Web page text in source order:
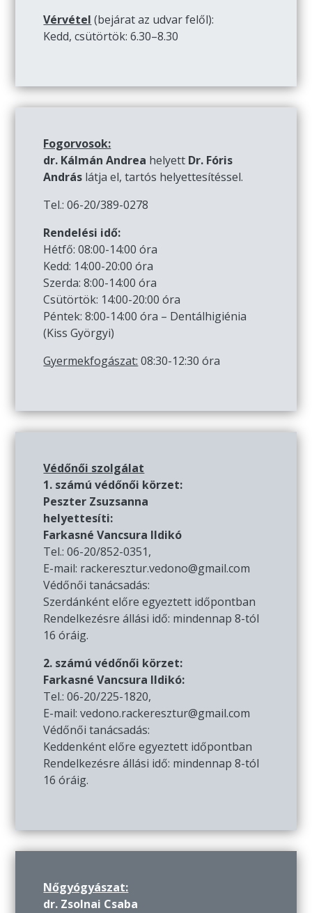
Vérvétel (bejárat az udvar felől):
Kedd, csütörtök: 6.30–8.30
Fogorvosok:
dr. Kálmán Andrea helyett Dr. Fóris
András látja el, tartós helyettesítéssel.
Tel.: 06-20/389-0278
Rendelési idő:
Hétfő: 08:00-14:00 óra
Kedd: 14:00-20:00 óra
Szerda: 8:00-14:00 óra
Csütörtök: 14:00-20:00 óra
Péntek: 8:00-14:00 óra – Dentálhigiénia
(Kiss Györgyi)
Gyermekfogászat: 08:30-12:30 óra
Védőnői szolgálat
1. számú védőnői körzet:
Peszter Zsuzsanna
helyettesíti:
Farkasné Vancsura Ildikó
Tel.: 06-20/852-0351,
E-mail: rackeresztur.vedono@gmail.com
Védőnői tanácsadás:
Szerdánként előre egyeztett időpontban
Rendelkezésre állási idő: mindennap 8-tól
16 óráig.
2. számú védőnői körzet:
Farkasné Vancsura Ildikó:
Tel.: 06-20/225-1820,
E-mail: vedono.rackeresztur@gmail.com
Védőnői tanácsadás:
Keddenként előre egyeztett időpontban
Rendelkezésre állási idő: mindennap 8-tól
16 óráig.
Nőgyógyászat:
dr. Zsolnai Csaba